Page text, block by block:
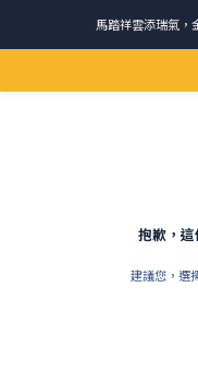
請跟我們一起旅
馬踏祥雲添瑞氣，
ＣＨＲＩＳＰＹ會員好
抱歉，
建議您，選